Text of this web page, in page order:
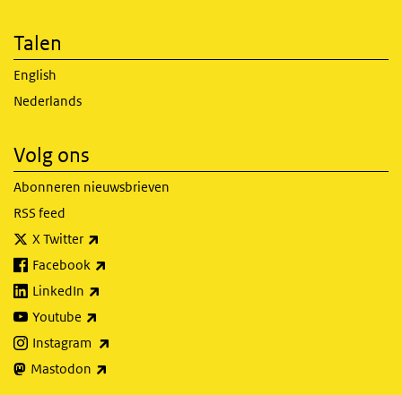
Talen
English
Nederlands
Volg ons
Abonneren nieuwsbrieven
RSS feed
X Twitter
Facebook
LinkedIn
Youtube
Instagram
Mastodon